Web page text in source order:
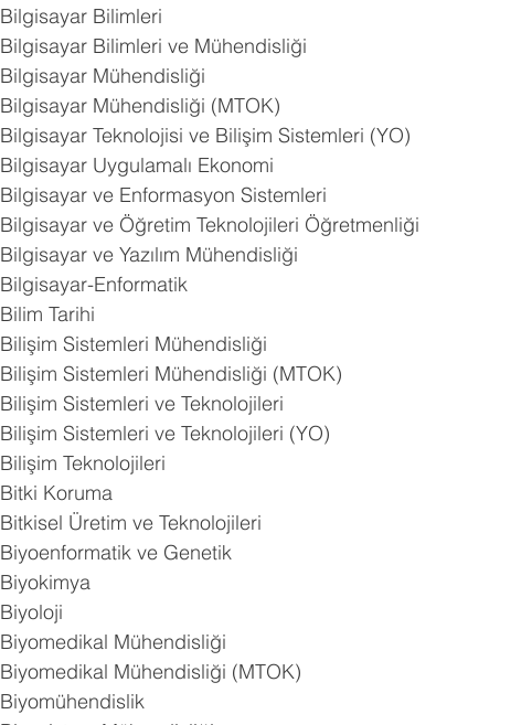
Bilgisayar Bilimleri
Bilgisayar Bilimleri ve Mühendisliği
Bilgisayar Mühendisliği
Bilgisayar Mühendisliği (MTOK)
Bilgisayar Teknolojisi ve Bilişim Sistemleri (YO)
Bilgisayar Uygulamalı Ekonomi
Bilgisayar ve Enformasyon Sistemleri
Bilgisayar ve Öğretim Teknolojileri Öğretmenliği
Bilgisayar ve Yazılım Mühendisliği
Bilgisayar-Enformatik
Bilim Tarihi
Bilişim Sistemleri Mühendisliği
Bilişim Sistemleri Mühendisliği (MTOK)
Bilişim Sistemleri ve Teknolojileri
Bilişim Sistemleri ve Teknolojileri (YO)
Bilişim Teknolojileri
Bitki Koruma
Bitkisel Üretim ve Teknolojileri
Biyoenformatik ve Genetik
Biyokimya
Biyoloji
Biyomedikal Mühendisliği
Biyomedikal Mühendisliği (MTOK)
Biyomühendislik